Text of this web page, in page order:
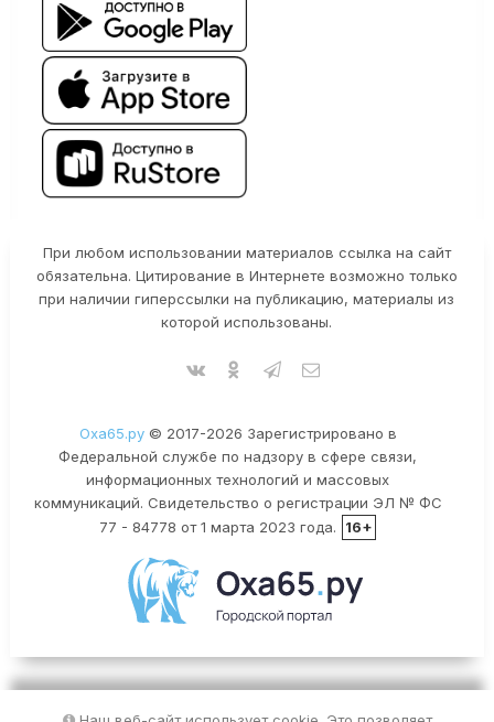
При любом использовании материалов ссылка на сайт
обязательна. Цитирование в Интернете возможно только
при наличии гиперссылки на публикацию, материалы из
которой использованы.
Оха65.ру© 2017-2026 Зарегистрировано в
Федеральной службе по надзору в сфере связи,
информационных технологий и массовых
коммуникаций. Свидетельство о регистрации ЭЛ № ФС
77 - 84778 от 1 марта 2023 года.
16+